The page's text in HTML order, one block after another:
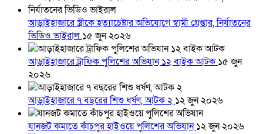
আড়াইহাজারে স্ত্রীকে হত্যাচেষ্টার অভিযোগে স্বামী গ্রেপ্তার, নির্যাতনের
ভিডিও ভাইরাল ১৫ জুন ২০২৬
আড়াইহাজারে ট্রাফিক পুলিশের অভিযান ১২ বাইক আটক ১৫ জুন
২০২৬
আড়াইহাজারে ৭ বছরের শিশু ধর্ষণ, আটক ২ ১২ জুন ২০২৬
যানজট কমাতে কাঁচপুর হাইওয়ে পুলিশের অভিযান১২ জুন ২০২৬